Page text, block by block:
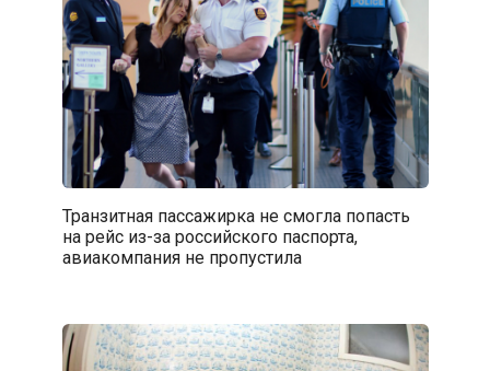
Транзитная пассажирка не смогла попасть
на рейс из-за российского паспорта,
авиакомпания не пропустила